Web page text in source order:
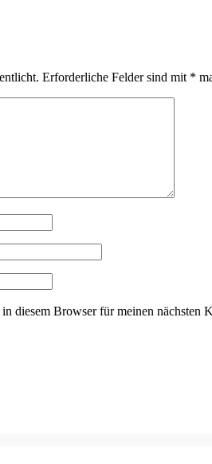
Erforderliche Felder sind mit *
diesem Browser für meinen nächsten